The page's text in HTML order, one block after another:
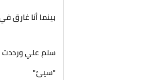
بينما أنا غارق
سلم علي ورددت
"سيئ"